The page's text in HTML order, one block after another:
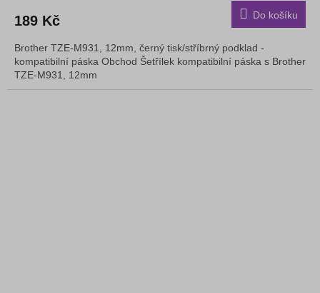
189 Kč Do košíku
Brother TZE-M931, 12mm, černý tisk/stříbrný podklad -
kompatibilní páska Obchod Šetřílek kompatibilní páska s Brother
TZE-M931, 12mm